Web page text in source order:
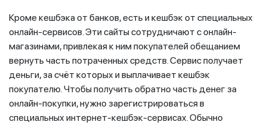
Кроме кешбэка от банков, есть и кешбэк от специальных
онлайн-сервисов. Эти сайты сотрудничают с онлайн-
магазинами, привлекая к ним покупателей обещанием
вернуть часть потраченных средств. Сервис получает
деньги, за счёт которых и выплачивает кешбэк
покупателю. Чтобы получить обратно часть денег за
онлайн-покупки, нужно зарегистрироваться в
специальных интернет-кешбэк-сервисах. Обычно